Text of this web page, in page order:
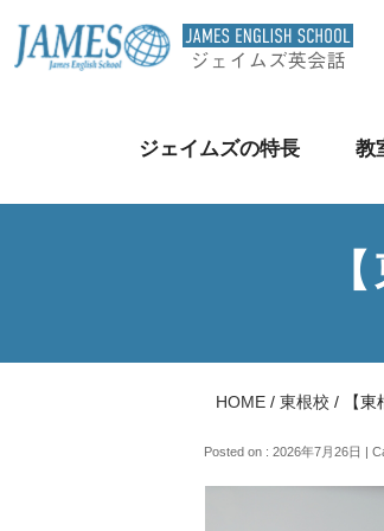
ジェイムズの特長 教
HOME / 東根校 / 【
Posted on : 2026年7月26日 |